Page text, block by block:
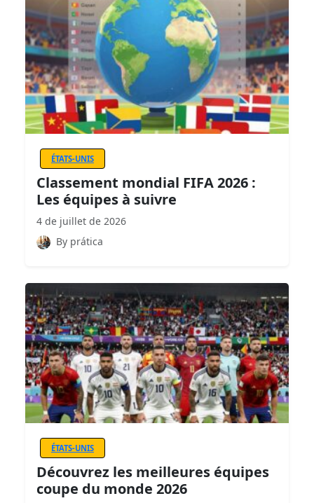
ÉTATS-UNIS
Classement mondial FIFA 2026 :
Les équipes à suivre
4 de juillet de 2026
By prática
ÉTATS-UNIS
Découvrez les meilleures équipes
coupe du monde 2026